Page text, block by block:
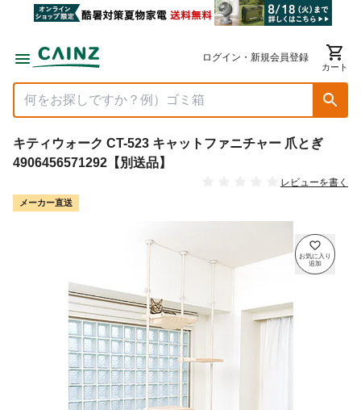
ログイン・新規会員登録
カート
キティウォーク CT-523 キャットファニチャー 爪とぎ
4906456571292【別送品】
レビューを書く
メーカー直送